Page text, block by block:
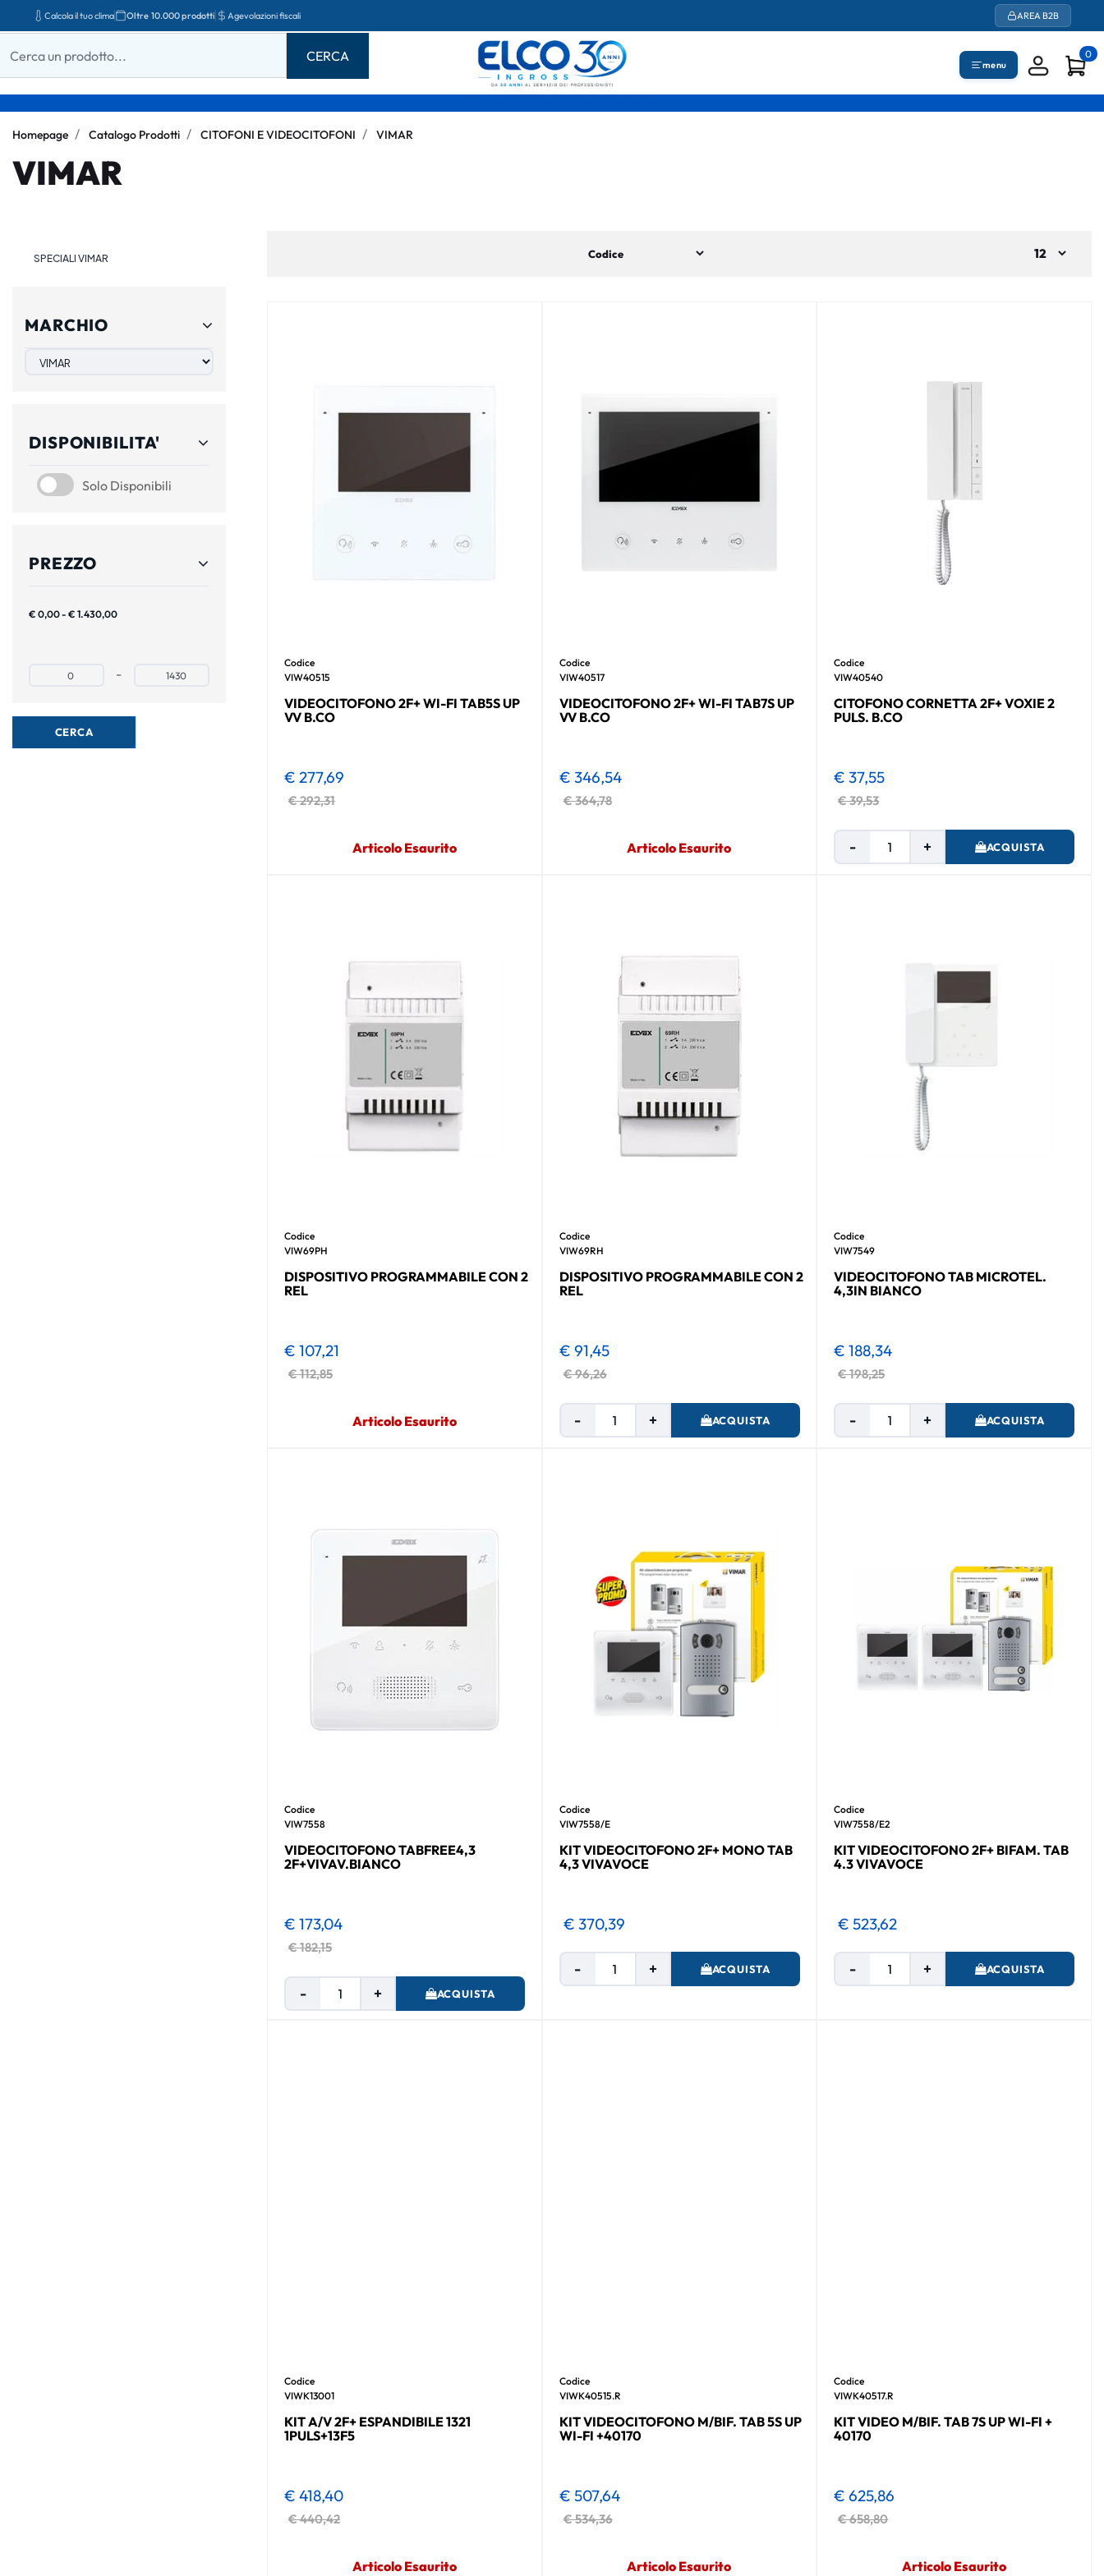
Calcola il tuo clima Oltre 10.000 prodotti Agevolazioni fiscali AREA B2B
menu
0
Homepage Catalogo Prodotti CITOFONI E VIDEOCITOFONI VIMAR
VIMAR
SPECIALI VIMAR
MARCHIO
DISPONIBILITA'
Solo Disponibili
SOLO DISPONIBILI
PREZZO
€ 0,00 - € 1.430,00
Prezzo minimo - Prezzo massimo
Codice
VIW40515
VIDEOCITOFONO 2F+ WI-FI TAB5S UP
VV B.CO
€ 292,31
€ 277,69
Articolo Esaurito
Codice
VIW40517
VIDEOCITOFONO 2F+ WI-FI TAB7S UP
VV B.CO
€ 364,78
€ 346,54
Articolo Esaurito
Codice
VIW40540
CITOFONO CORNETTA 2F+ VOXIE 2
PULS. B.CO
€ 39,53
€ 37,55
Quantità ACQUISTA
Codice
VIW69PH
DISPOSITIVO PROGRAMMABILE CON 2
REL
€ 112,85
€ 107,21
Articolo Esaurito
Codice
VIW69RH
DISPOSITIVO PROGRAMMABILE CON 2
REL
€ 96,26
€ 91,45
Quantità ACQUISTA
Codice
VIW7549
VIDEOCITOFONO TAB MICROTEL.
4,3IN BIANCO
€ 198,25
€ 188,34
Quantità ACQUISTA
Codice
VIW7558
VIDEOCITOFONO TABFREE4,3
2F+VIVAV.BIANCO
€ 182,15
€ 173,04
Quantità ACQUISTA
Codice
VIW7558/E
KIT VIDEOCITOFONO 2F+ MONO TAB
4,3 VIVAVOCE
€ 370,39
Quantità ACQUISTA
Codice
VIW7558/E2
KIT VIDEOCITOFONO 2F+ BIFAM. TAB
4.3 VIVAVOCE
€ 523,62
Quantità ACQUISTA
Codice
VIWK13001
KIT A/V 2F+ ESPANDIBILE 1321
1PULS+13F5
€ 440,42
€ 418,40
Articolo Esaurito
Codice
VIWK40515.R
KIT VIDEOCITOFONO M/BIF. TAB 5S UP
WI-FI +40170
€ 534,36
€ 507,64
Articolo Esaurito
Codice
VIWK40517.R
KIT VIDEO M/BIF. TAB 7S UP WI-FI +
40170
€ 658,80
€ 625,86
Articolo Esaurito